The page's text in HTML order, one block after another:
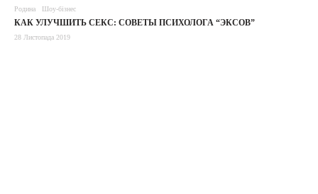
Родина Шоу-бізнес
КАК УЛУЧШИТЬ СЕКС: СОВЕТЫ ПСИХОЛОГА “ЭКСОВ”
28 Листопада 2019